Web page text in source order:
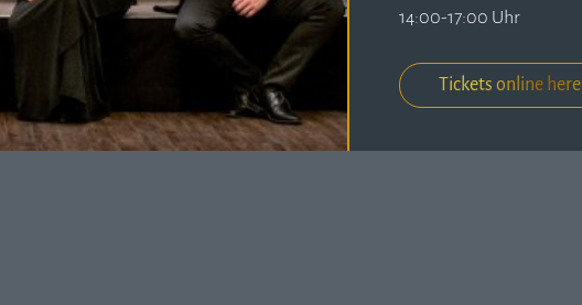
14:00-17:00 Uhr
Tickets online here